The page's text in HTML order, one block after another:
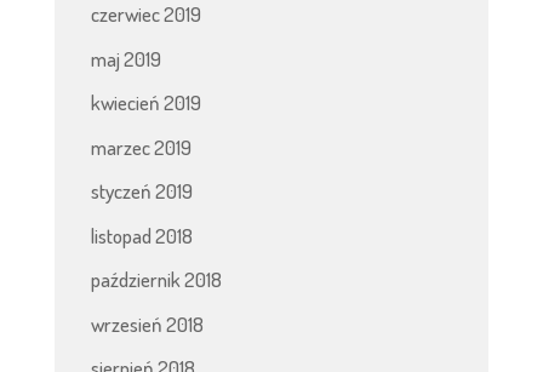
czerwiec 2019
maj 2019
kwiecień 2019
marzec 2019
styczeń 2019
listopad 2018
październik 2018
wrzesień 2018